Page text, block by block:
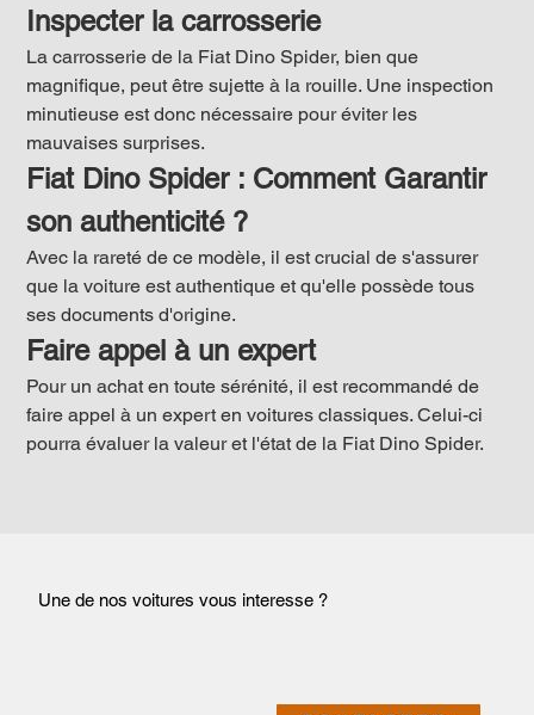
Inspecter la carrosserie
La carrosserie de la Fiat Dino Spider, bien que
magnifique, peut être sujette à la rouille. Une inspection
minutieuse est donc nécessaire pour éviter les
mauvaises surprises.
Fiat Dino Spider : Comment Garantir
son authenticité ?
Avec la rareté de ce modèle, il est crucial de s'assurer
que la voiture est authentique et qu'elle possède tous
ses documents d'origine.
Faire appel à un expert
Pour un achat en toute sérénité, il est recommandé de
faire appel à un expert en voitures classiques. Celui-ci
pourra évaluer la valeur et l'état de la Fiat Dino Spider.
Une de nos voitures vous interesse ?